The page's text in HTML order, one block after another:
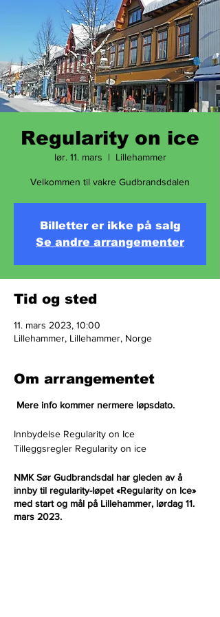
Regularity on ice
lør. 11. mars
  |
Lillehammer
Velkommen til vakre Gudbrandsdalen
Billetter er ikke på salg
Se andre arrangementer
Tid og sted
11. mars 2023, 10:00
Lillehammer, Lillehammer, Norge
Om arrangementet
Mere info kommer nermere løpsdato.
Innbydelse Regularity on Ice
Tilleggsregler Regularity on ice
NMK Sør Gudbrandsdal har gleden av å
innby til regularity-løpet «Regularity on Ice»
med start og mål på Lillehammer, lørdag 11.
mars 2023.